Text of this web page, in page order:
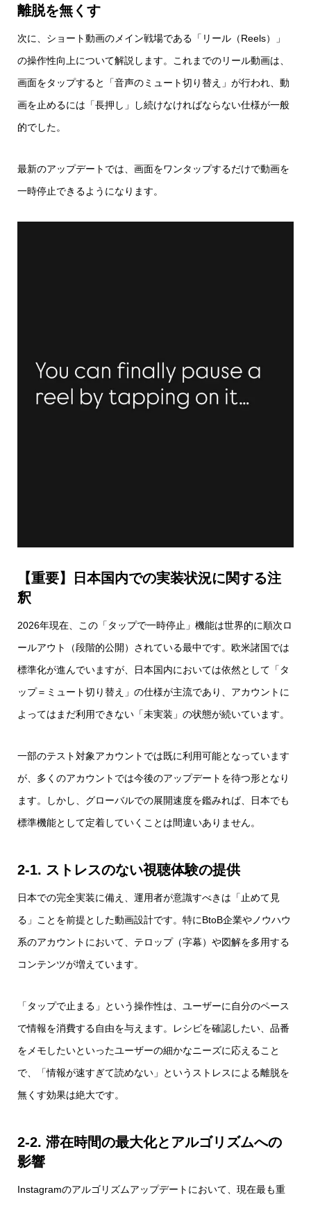
離脱を無くす
次に、ショート動画のメイン戦場である「リール（Reels）」
の操作性向上について解説します。これまでのリール動画は、
画面をタップすると「音声のミュート切り替え」が行われ、動
画を止めるには「長押し」し続けなければならない仕様が一般
的でした。
最新のアップデートでは、画面をワンタップするだけで動画を
一時停止できるようになります。
【重要】日本国内での実装状況に関する注
釈
2026年現在、この「タップで一時停止」機能は世界的に順次ロ
ールアウト（段階的公開）されている最中です。欧米諸国では
標準化が進んでいますが、日本国内においては依然として「タ
ップ＝ミュート切り替え」の仕様が主流であり、アカウントに
よってはまだ利用できない「未実装」の状態が続いています。
一部のテスト対象アカウントでは既に利用可能となっています
が、多くのアカウントでは今後のアップデートを待つ形となり
ます。しかし、グローバルでの展開速度を鑑みれば、日本でも
標準機能として定着していくことは間違いありません。
2-1. ストレスのない視聴体験の提供
日本での完全実装に備え、運用者が意識すべきは「止めて見
る」ことを前提とした動画設計です。特にBtoB企業やノウハウ
系のアカウントにおいて、テロップ（字幕）や図解を多用する
コンテンツが増えています。
「タップで止まる」という操作性は、ユーザーに自分のペース
で情報を消費する自由を与えます。レシピを確認したい、品番
をメモしたいといったユーザーの細かなニーズに応えること
で、「情報が速すぎて読めない」というストレスによる離脱を
無くす効果は絶大です。
2-2. 滞在時間の最大化とアルゴリズムへの
影響
Instagramのアルゴリズムアップデートにおいて、現在最も重